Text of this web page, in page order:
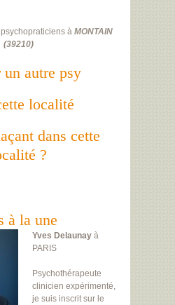
à MONTAIN
(39210)
autre psy
localité
dans cette
?
à la une
Yves Delaunay à
PARIS
Psychothérapeute
clinicien expérimenté,
je suis inscrit sur le